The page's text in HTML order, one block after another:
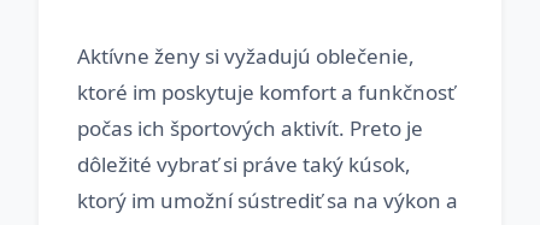
Aktívne ženy si vyžadujú oblečenie,
ktoré im poskytuje komfort a funkčnosť
počas ich športových aktivít. Preto je
dôležité vybrať si práve taký kúsok,
ktorý im umožní sústrediť sa na výkon a